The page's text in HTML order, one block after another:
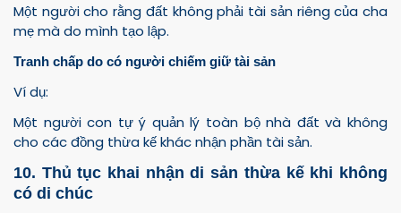
Một người cho rằng đất không phải tài sản riêng của cha
mẹ mà do mình tạo lập.
Tranh chấp do có người chiếm giữ tài sản
Ví dụ:
Một người con tự ý quản lý toàn bộ nhà đất và không
cho các đồng thừa kế khác nhận phần tài sản.
10. Thủ tục khai nhận di sản thừa kế khi không
có di chúc